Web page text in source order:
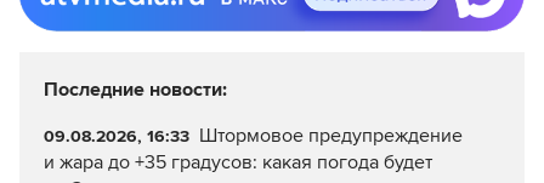
Последние новости:
09.08.2026, 16:33 Штормовое предупреждение
и жара до +35 градусов: какая погода будет